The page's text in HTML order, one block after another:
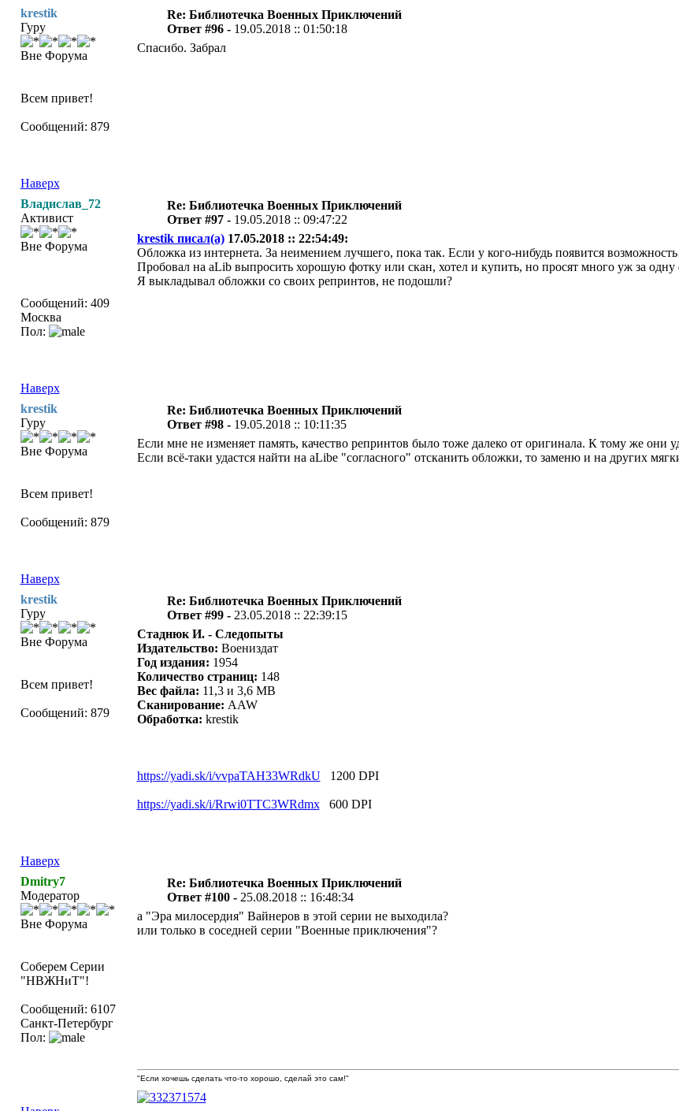
krestik
Гуру
Вне Форума
Всем привет!
Сообщений: 879
Re: Библиотечка Военных Приключений
Ответ #96 - 19.05.2018 :: 01:50:18
Спасибо. Забрал
Наверх
Владислав_72
Активист
Вне Форума
Сообщений: 409
Москва
Пол:
Re: Библиотечка Военных Приключений
Ответ #97 - 19.05.2018 :: 09:47:22
krestik писал(а)17.05.2018 :: 22:54:49:
Обложка из интернета. За неимением лучшего, пока так. Если у кого-нибудь появится
Пробовал на aLib выпросить хорошую фотку или скан, хотел и купить, но просят много уж за одну
Я выкладывал обложки со своих репринтов, не подошли?
Наверх
krestik
Гуру
Вне Форума
Всем привет!
Сообщений: 879
Re: Библиотечка Военных Приключений
Ответ #98 - 19.05.2018 :: 10:11:35
Если мне не изменяет память, качество репринтов было тоже далеко от оригинала. К тому же они
Если всё-таки удастся найти на aLibe "согласного" отсканить обложки, то заменю и на других
Наверх
krestik
Гуру
Вне Форума
Всем привет!
Сообщений: 879
Re: Библиотечка Военных Приключений
Ответ #99 - 23.05.2018 :: 22:39:15
Стаднюк И. - Следопыты
Издательство: Воениздат
Год издания: 1954
Количество страниц: 148
Вес файла: 11,3 и 3,6 MB
Сканирование: AAW
Oбработка: krestik
https://yadi.sk/i/vvpaTAH33WRdkU1200 DPI
https://yadi.sk/i/Rrwi0TTC3WRdmx600 DPI
Наверх
Dmitry7
Модератор
Вне Форума
Соберем Серии
"НВЖНиТ"!
Сообщений: 6107
Санкт-Петербург
Пол:
Re: Библиотечка Военных Приключений
Ответ #100 - 25.08.2018 :: 16:48:34
а "Эра милосердия" Вайнеров в этой серии не выходила?
или только в соседней серии "Военные приключения"?
"Если хочешь сделать что-то хорошо, сделай это сам!"